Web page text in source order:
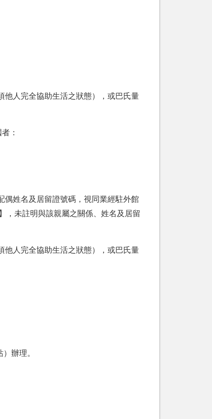
他人完全協助生活之狀態），或巴氏量
：
偶姓名及居留證號碼，視同業經駐外館
】，未註明與該親屬之關係、姓名及居留
他人完全協助生活之狀態），或巴氏量
辦理。